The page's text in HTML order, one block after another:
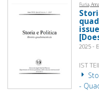
Furia,
2025 -
IST
-